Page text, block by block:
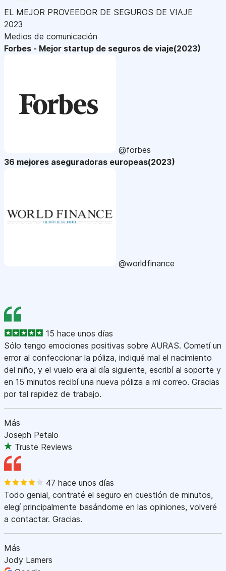
EL MEJOR PROVEEDOR DE SEGUROS DE VIAJE
2023
Medios de comunicación
Forbes - Mejor startup de seguros de viaje(2023)
@forbes
36 mejores aseguradoras europeas(2023)
@worldfinance
15 hace unos días
Sólo tengo emociones positivas sobre AURAS. Cometí un
error al confeccionar la póliza, indiqué mal el nacimiento
del niño, y el vuelo era al día siguiente, escribí al soporte y
en 15 minutos recibí una nueva póliza a mi correo. Gracias
por tal rapidez de trabajo.
Más
Joseph Petalo
Truste Reviews
47 hace unos días
Todo genial, contraté el seguro en cuestión de minutos,
elegí principalmente basándome en las opiniones, volveré
a contactar. Gracias.
Más
Jody Lamers